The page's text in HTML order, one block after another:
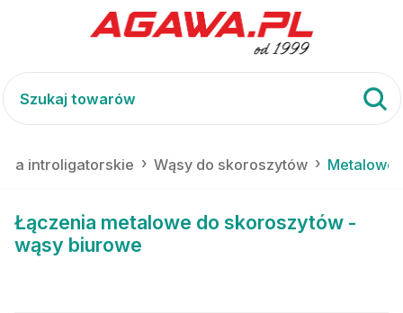
introligatorskie Wąsy do skoroszytów Metalowe
Łączenia metalowe do skoroszytów -
wąsy biurowe